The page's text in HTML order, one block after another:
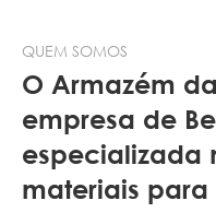
QUEM SOMOS
O Armazém
empresa de
especializada
materiais para